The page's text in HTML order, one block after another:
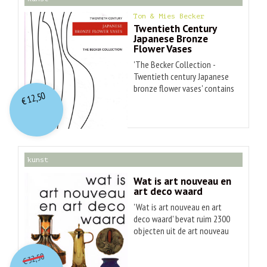
Ton & Mies Becker
Twentieth Century
Japanese Bronze
Flower Vases
'The Becker Collection -
Twentieth century Japanese
bronze flower vases' contains
medical specialists van
in Japan in the sixth century,
bronze containers for flowers
to be placed on the altar
became important religious
objects. In the fifteenth
€12,50
kunst
Wat is art nouveau en
art deco waard
'Wat is art nouveau en art
deco waard' bevat ruim 2300
objecten uit de art nouveau
€32,50O
orspr
onkelijke
Huidige